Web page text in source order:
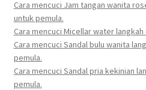
Cara mencuci Jam tangan wanita
untuk pemula.
Cara mencuci Micellar water
Cara mencuci Sandal bulu wanita
pemula.
Cara mencuci Sandal pria kekinian
pemula.